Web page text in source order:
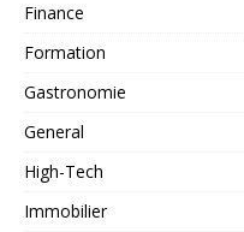
Finance
Formation
Gastronomie
General
High-Tech
Immobilier